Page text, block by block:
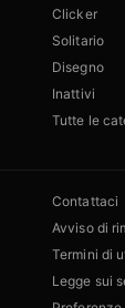
Clicker
Solitario
Disegno
Inattivi
Tutte le
Contattaci
Avviso di
Termini di
Legge sui